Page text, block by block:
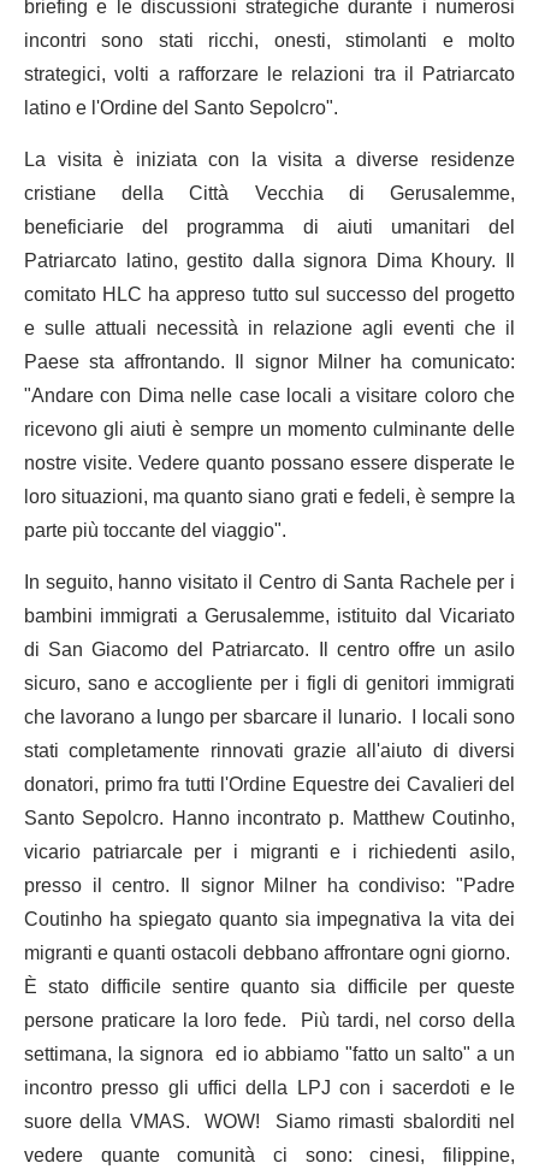
incontri sono stati ricchi, onesti, stimolanti e molto
strategici, volti a rafforzare le relazioni tra il Patriarcato
latino e l'Ordine del Santo Sepolcro".
La visita è iniziata con la visita a diverse residenze
cristiane della Città Vecchia di Gerusalemme,
beneficiarie del programma di aiuti umanitari del
Patriarcato latino, gestito dalla signora Dima Khoury. Il
comitato HLC ha appreso tutto sul successo del progetto
e sulle attuali necessità in relazione agli eventi che il
Paese sta affrontando. Il signor Milner ha comunicato:
"Andare con Dima nelle case locali a visitare coloro che
ricevono gli aiuti è sempre un momento culminante delle
nostre visite. Vedere quanto possano essere disperate le
loro situazioni, ma quanto siano grati e fedeli, è sempre la
parte più toccante del viaggio".
In seguito, hanno visitato il Centro di Santa Rachele per i
bambini immigrati a Gerusalemme, istituito dal Vicariato
di San Giacomo del Patriarcato. Il centro offre un asilo
sicuro, sano e accogliente per i figli di genitori immigrati
che lavorano a lungo per sbarcare il lunario. I locali sono
stati completamente rinnovati grazie all'aiuto di diversi
donatori, primo fra tutti l'Ordine Equestre dei Cavalieri del
Santo Sepolcro. Hanno incontrato p. Matthew Coutinho,
vicario patriarcale per i migranti e i richiedenti asilo,
presso il centro. Il signor Milner ha condiviso: "Padre
Coutinho ha spiegato quanto sia impegnativa la vita dei
migranti e quanti ostacoli debbano affrontare ogni giorno.
È stato difficile sentire quanto sia difficile per queste
persone praticare la loro fede. Più tardi, nel corso della
settimana, la signora ed io abbiamo "fatto un salto" a un
incontro presso gli uffici della LPJ con i sacerdoti e le
suore della VMAS. WOW! Siamo rimasti sbalorditi nel
vedere quante comunità ci sono: cinesi, filippine,